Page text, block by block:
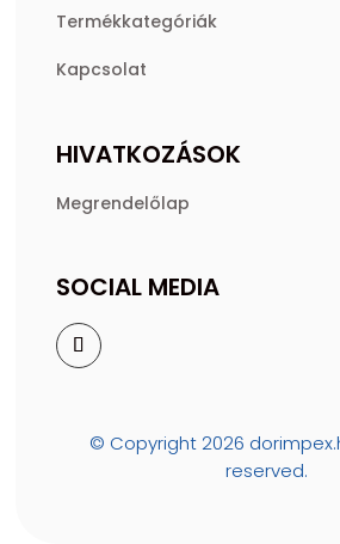
Termékkategóriák
Kapcsolat
HIVATKOZÁSOK
Megrendelőlap
SOCIAL MEDIA
© Copyright 2026
reserved.